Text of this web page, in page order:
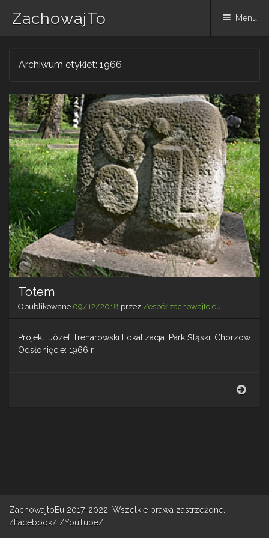
ZachowajTo Menu
Archiwum etykiet: 1966
Totem
Opublikowane 09/12/2018 przez Zespół zachowajto.eu
Projekt: Józef Trenarowski Lokalizacja: Park Śląski, Chorzów
Odsłonięcie: 1966 r.
ZachowajtoEu 2017-2022. Wszelkie prawa zastrzeżone.
/Facebook/ /YouTube/